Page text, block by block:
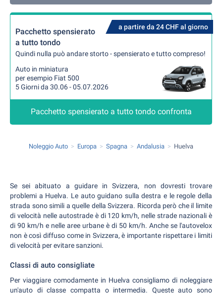
a partire da 24 CHF al giorno
Pacchetto spensierato
a tutto tondo
Quindi nulla può andare storto - spensierato e tutto compreso!
Auto in miniatura
per esempio Fiat 500
5 Giorni da 30.06 - 05.07.2026
Pacchetto spensierato a tutto tondo confronta
Noleggio Auto Europa Spagna Andalusia Huelva
Se sei abituato a guidare in Svizzera, non dovresti trovare
problemi a Huelva. Le auto guidano sulla destra e le regole della
strada sono simili a quelle della Svizzera. Ricorda però che il limite
di velocità nelle autostrade è di 120 km/h, nelle strade nazionali è
di 90 km/h e nelle aree urbane è di 50 km/h. Anche se l'autovelox
non è così diffuso come in Svizzera, è importante rispettare i limiti
di velocità per evitare sanzioni.
Classi di auto consigliate
Per viaggiare comodamente in Huelva consigliamo di noleggiare
un'auto di classe compatta o intermedia. Queste auto sono